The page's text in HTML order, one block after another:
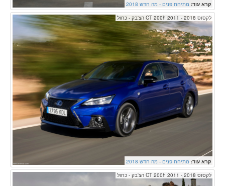
קרא עוד: מתיחת פנים - מה חדש 2018
לקסוס CT 200h 2011 - 2018 הצ'בק - כחול
קרא עוד: מתיחת פנים - מה חדש 2018
לקסוס CT 200h 2011 - 2018 הצ'בק - כחול